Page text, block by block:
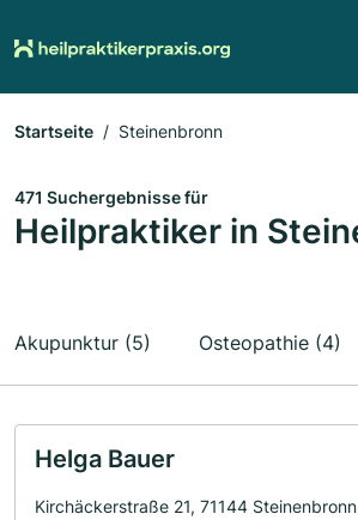
Startseite Steinenbronn
471 Suchergebnisse für
Heilpraktiker in
Akupunktur (5) Osteopathie (4)
Helga Bauer
Kirchäckerstraße 21, 71144